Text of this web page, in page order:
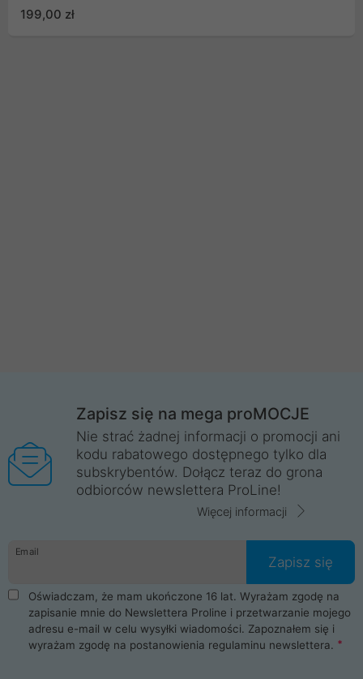
199,00 zł
Zapisz się na mega proMOCJE
Nie strać żadnej informacji o promocji ani
kodu rabatowego dostępnego tylko dla
subskrybentów. Dołącz teraz do grona
odbiorców newslettera ProLine!
Więcej informacji
Email
Zapisz się
Oświadczam, że mam ukończone 16 lat. Wyrażam zgodę na
zapisanie mnie do Newslettera Proline i przetwarzanie mojego
adresu e-mail w celu wysyłki wiadomości. Zapoznałem się i
wyrażam zgodę na postanowienia regulaminu newslettera.